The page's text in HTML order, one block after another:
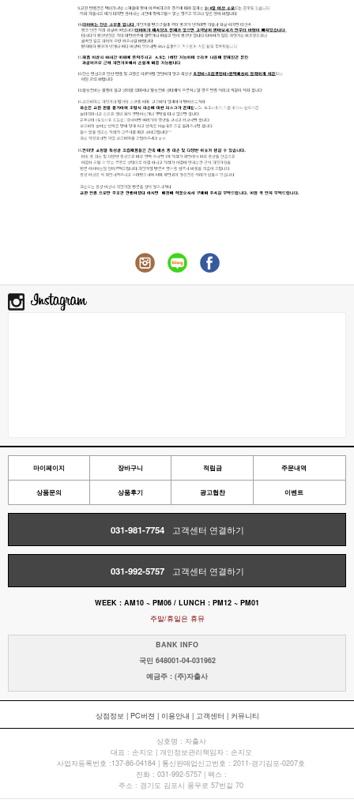
마이페이지 장바구니 적립금 주문내역
상품문의 상품후기 광고협찬 이벤트
031-981-7754 고객센터 연결하기
031-992-5757 고객센터 연결하기
WEEK : AM10 ~ PM06 / LUNCH : PM12 ~ PM01
주말/휴일은 휴뮤
BANK INFO
국민 648001-04-031962
예금주 : (주)자출사
상점정보 | PC버젼 | 이용안내 | 고객센터 | 커뮤니티
상호명 : 자출사
대표 : 손지오 | 개인정보관리책임자 : 손지오
사업자등록번호 :137-86-04184 | 통신판매업신고번호 : 2011-경기김포-0207호
전화 : 031-992-5757 | 팩스 :
주소 : 경기도 김포시 풍무로 57번길 70